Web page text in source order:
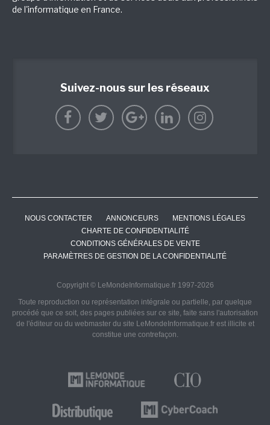
de l'informatique en France.
Suivez-nous sur les réseaux
NOUS CONTACTER ANNONCEURS
MENTIONS LÉGALES
CHARTE DE CONFIDENTIALITÉ
CONDITIONS GÉNÉRALES DE VENTE
PARAMÈTRES DE GESTION DE LA CONFIDENTIALITÉ
Copyright © LeMondeInformatique.fr 1997-2026
Toute reproduction ou représentation intégrale ou partielle, par quelque
procédé que ce soit, des pages publiées sur ce site, faite sans l'autorisation
de l'éditeur ou du webmaster du site LeMondeInformatique.fr est illicite et
constitue une contrefaçon.